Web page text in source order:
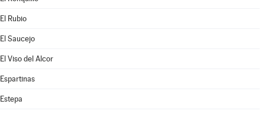
El Rubio
El Saucejo
El Viso del Alcor
Espartinas
Estepa